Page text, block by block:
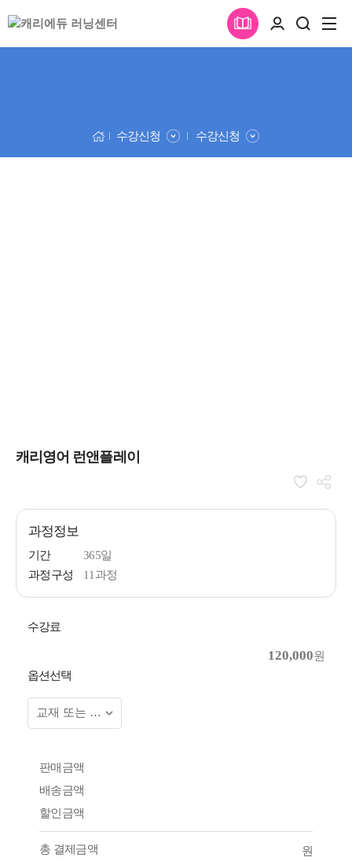
수강신청 수강신청
캐리영어 런앤플레이
과정정보
기간
365일
과정구성
11과정
수강료
120,000원
옵션선택
판매금액
배송금액
할인금액
총 결제금액 원